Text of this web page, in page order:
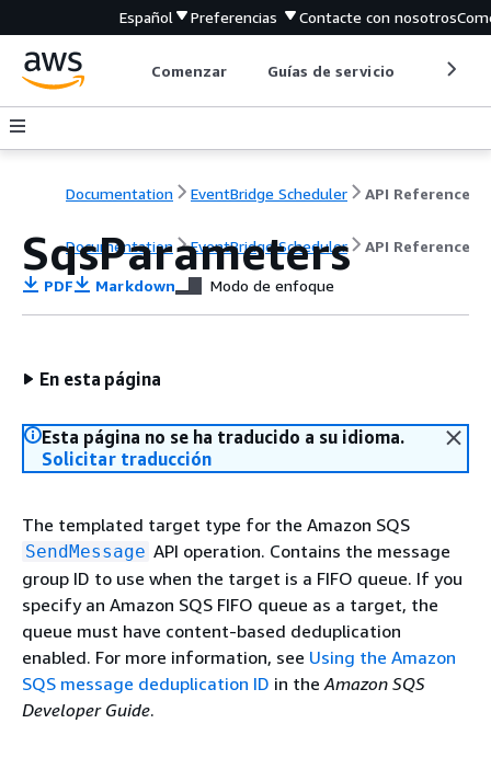
Español Preferencias Contacte con nosotros
Comenzar Guías de servicio
Documentation EventBridge Scheduler API Reference
Documentation EventBridge Scheduler API Reference
SqsParameters
PDF Markdown Modo de enfoque
En esta página
Esta página no se ha traducido a su idioma.
Solicitar traducción
The templated target type for the Amazon SQS
SendMessage API operation. Contains the message
group ID to use when the target is a FIFO queue. If you
specify an Amazon SQS FIFO queue as a target, the
queue must have content-based deduplication
enabled. For more information, see Using the Amazon
SQS message deduplication ID in theAmazon SQS
Developer Guide.